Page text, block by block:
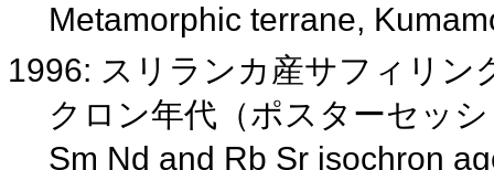
Metamorphic terrane,
1996: スリランカ産サフィリン
クロン年代（ポスターセッ
Sm Nd and Rb Sr isochron